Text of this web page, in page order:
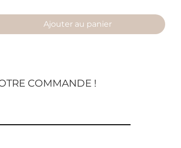
Ajouter au panier
COMMANDE !